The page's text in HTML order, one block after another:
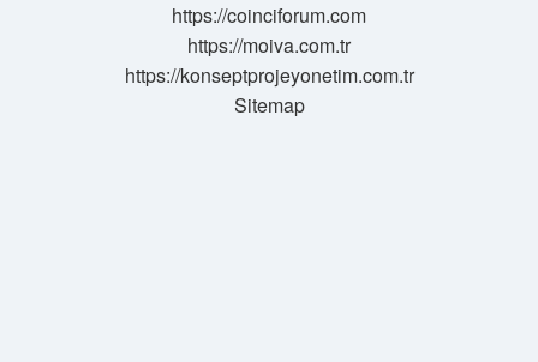
https://coinciforum.com
https://moiva.com.tr
https://konseptprojeyonetim.com.tr
Sitemap